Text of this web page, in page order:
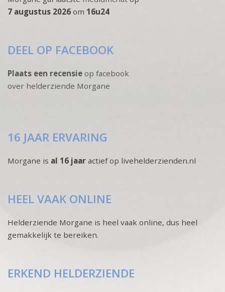
7 augustus 2026 om 16u24
DEEL OP FACEBOOK
Plaats een recensie op facebook
over helderziende Morgane
16 JAAR ERVARING
Morgane is al 16 jaar actief op livehelderzienden.nl
HEEL VAAK ONLINE
Helderziende Morgane is heel vaak online, dus heel
gemakkelijk te bereiken.
ERKEND HELDERZIENDE